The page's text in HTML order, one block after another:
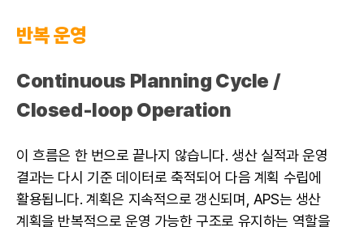
반복 운영
Continuous Planning Cycle /
Closed-loop Operation
이 흐름은 한 번으로 끝나지 않습니다. 생산 실적과 운영
결과는 다시 기준 데이터로 축적되어 다음 계획 수립에
활용됩니다. 계획은 지속적으로 갱신되며, APS는 생산
계획을 반복적으로 운영 가능한 구조로 유지하는 역할을